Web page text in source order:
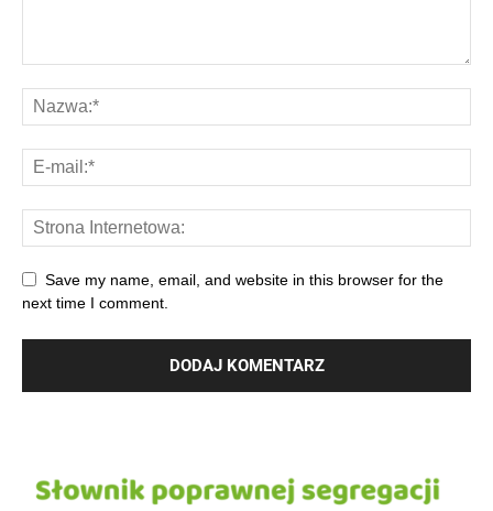
Save my name, email, and website in this browser for the
next time I comment.